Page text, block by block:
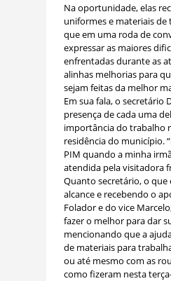
Na oportunidade, elas
uniformes e materiais de
que em uma roda de
expressar as maiores
enfrentadas durante as
alinhas melhorias para
sejam feitas da melhor
Em sua fala, o secretário
presença de cada uma
importância do trabalho
residência do município.
PIM quando a minha
atendida pela visitadora
Quanto secretário, o que
alcance e recebendo o
Folador e do vice
fazer o melhor para dar
mencionando que a
de materiais para
ou até mesmo com as
como fizeram nesta